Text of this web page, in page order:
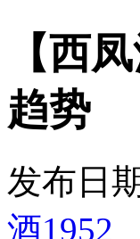
【西
趋势
发布日
酒1952